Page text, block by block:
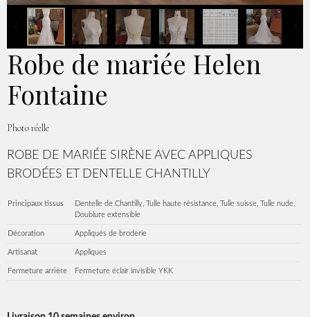
Robe de mariée Helen
Fontaine
Photo réelle
ROBE DE MARIÉE SIRÈNE AVEC APPLIQUES
BRODÉES ET DENTELLE CHANTILLY
Principaux tissus
Dentelle de Chantilly, Tulle haute résistance, Tulle suisse, Tulle nude,
Doublure extensible
Décoration Appliqués de broderie
Artisanat Appliques
Fermeture arrière Fermeture éclair invisible YKK